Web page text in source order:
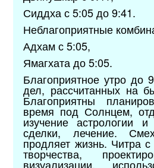
Сиддха с 5:05 до 9:41.
Неблагоприятные
Адхам с 5:05,
Ямагхата до 5:05.
Благоприятное утро до
дел, рассчитанных на
Благоприятны
время под Солнцем,
изучение астрологии
сделки, лечение.
продляет жизнь. Читра
творчества,
визуализации,